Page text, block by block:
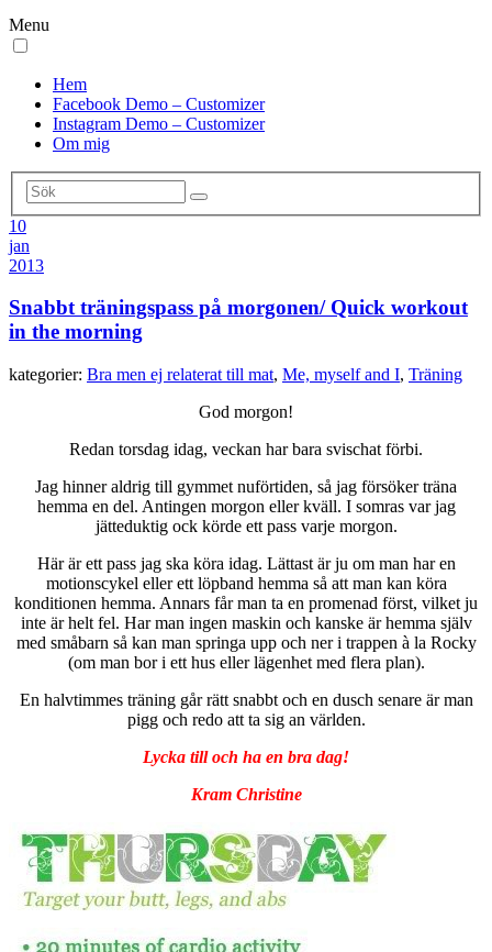
Menu
Hem
Facebook Demo – Customizer
Instagram Demo – Customizer
Om mig
10
jan
2013
Snabbt träningspass på morgonen/ Quick workout
in the morning
kategorier: Bra men ej relaterat till mat, Me, myself and I, Träning
God morgon!
Redan torsdag idag, veckan har bara svischat förbi.
Jag hinner aldrig till gymmet nuförtiden, så jag försöker träna
hemma en del. Antingen morgon eller kväll. I somras var jag
jätteduktig ock körde ett pass varje morgon.
Här är ett pass jag ska köra idag. Lättast är ju om man har en
motionscykel eller ett löpband hemma så att man kan köra
konditionen hemma. Annars får man ta en promenad först, vilket ju
inte är helt fel. Har man ingen maskin och kanske är hemma själv
med småbarn så kan man springa upp och ner i trappen à la Rocky
(om man bor i ett hus eller lägenhet med flera plan).
En halvtimmes träning går rätt snabbt och en dusch senare är man
pigg och redo att ta sig an världen.
Lycka till och ha en bra dag!
Kram Christine